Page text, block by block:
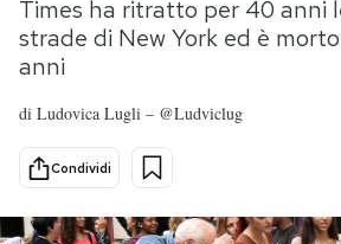
Tecnologia
Economia
Times ha ritratto per 40 anni
strade di New York ed è
anni
di Ludovica Lugli – @Ludviclug
Condividi